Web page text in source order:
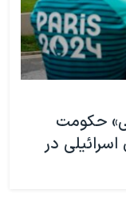
حکومت
در